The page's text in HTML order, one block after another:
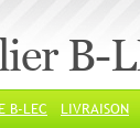
B-
B-LEC LIVRAISON